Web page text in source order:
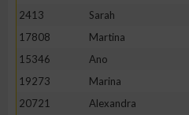
2413
Sarah
17808
Martina
15346
Ano
19273
Marina
20721
Alexandra